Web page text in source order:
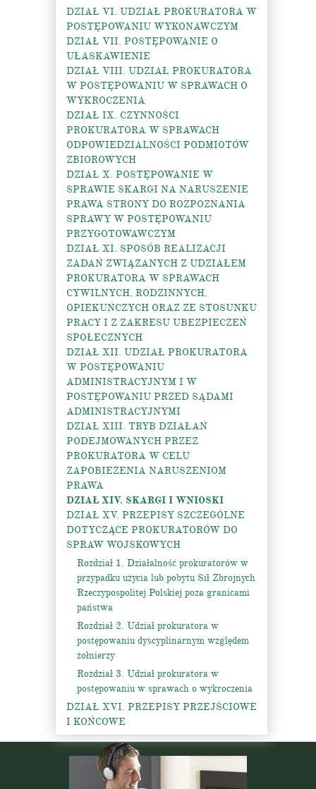
DZIAŁ VI. UDZIAŁ PROKURATORA W
POSTĘPOWANIU WYKONAWCZYM
DZIAŁ VII. POSTĘPOWANIE O
UŁASKAWIENIE
DZIAŁ VIII. UDZIAŁ PROKURATORA
W POSTĘPOWANIU W SPRAWACH O
WYKROCZENIA
DZIAŁ IX. CZYNNOŚCI
PROKURATORA W SPRAWACH
ODPOWIEDZIALNOŚCI PODMIOTÓW
ZBIOROWYCH
DZIAŁ X. POSTĘPOWANIE W
SPRAWIE SKARGI NA NARUSZENIE
PRAWA STRONY DO ROZPOZNANIA
SPRAWY W POSTĘPOWANIU
PRZYGOTOWAWCZYM
DZIAŁ XI. SPOSÓB REALIZACJI
ZADAŃ ZWIĄZANYCH Z UDZIAŁEM
PROKURATORA W SPRAWACH
CYWILNYCH, RODZINNYCH,
OPIEKUŃCZYCH ORAZ ZE STOSUNKU
PRACY I Z ZAKRESU UBEZPIECZEŃ
SPOŁECZNYCH
DZIAŁ XII. UDZIAŁ PROKURATORA
W POSTĘPOWANIU
ADMINISTRACYJNYM I W
POSTĘPOWANIU PRZED SĄDAMI
ADMINISTRACYJNYMI
DZIAŁ XIII. TRYB DZIAŁAŃ
PODEJMOWANYCH PRZEZ
PROKURATORA W CELU
ZAPOBIEŻENIA NARUSZENIOM
PRAWA
DZIAŁ XIV. SKARGI I WNIOSKI
DZIAŁ XV. PRZEPISY SZCZEGÓLNE
DOTYCZĄCE PROKURATORÓW DO
SPRAW WOJSKOWYCH
Rozdział 1. Działalność prokuratorów w
przypadku użycia lub pobytu Sił Zbrojnych
Rzeczypospolitej Polskiej poza granicami
państwa
Rozdział 2. Udział prokuratora w
postępowaniu dyscyplinarnym względem
żołnierzy
Rozdział 3. Udział prokuratora w
postępowaniu w sprawach o wykroczenia
DZIAŁ XVI. PRZEPISY PRZEJŚCIOWE
I KOŃCOWE